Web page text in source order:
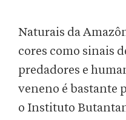
Naturais da
cores como sinais
predadores e
veneno é bastante
o Instituto